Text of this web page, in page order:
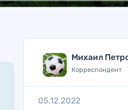
Михаил
Корреспондент
05.12.2022